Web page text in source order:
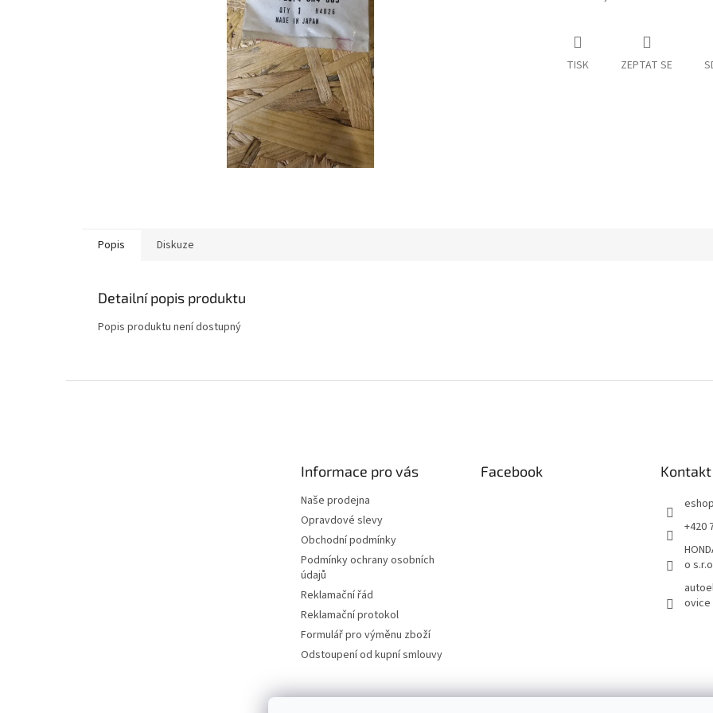
TISK ZEPTAT SE
Popis Diskuze
Detailní popis produktu
Popis produktu není dostupný
Informace pro vás
Naše prodejna
Opravdové slevy
Obchodní podmínky
Podmínky ochrany osobních
údajů
Reklamační řád
Reklamační protokol
Formulář pro výměnu zboží
Odstoupení od kupní smlouvy
Facebook Kontakt
eshop
+420
o
ovice